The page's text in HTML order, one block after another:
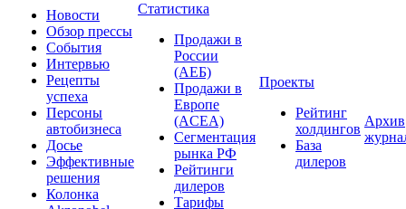
Новости
Обзор прессы
События
Интервью
Рецепты
успеха
Персоны
автобизнеса
Досье
Эффективные
решения
Колонка
Статистика
Продажи в
России
(АЕБ)
Продажи в
Европе
(ACEA)
Сегментация
рынка РФ
Рейтинги
дилеров
Тарифы
Проекты
Рейтинг
холдингов
База
дилеров
Архив